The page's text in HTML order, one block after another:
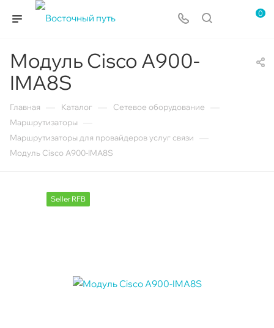
0
Модуль Cisco A900-
IMA8S
Главная Каталог Сетевое оборудование
Маршрутизаторы
Маршрутизаторы для провайдеров услуг связи
Модуль Cisco A900-IMA8S
Seller RFB